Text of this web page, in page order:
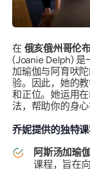
在 俄亥俄州哥伦
(Joanie Delph)
加瑜伽与阿育吠
验。因此，她的
和正位。她运用
法，帮助你的身心
乔妮提供的独特
阿斯汤加瑜
课程，旨在